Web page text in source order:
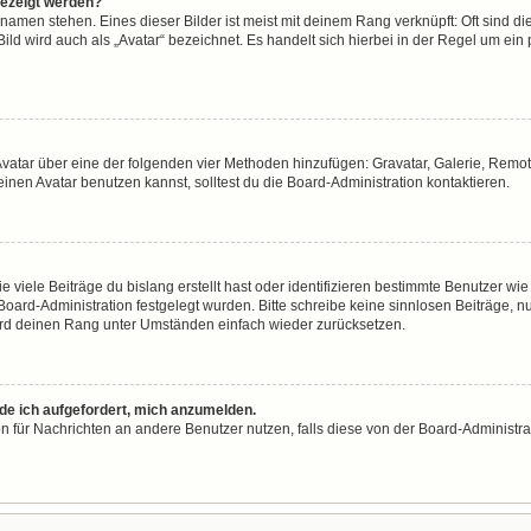
stehen. Eines dieser Bilder ist meist mit deinem Rang verknüpft: Oft sind
wird auch als „Avatar“ bezeichnet. Es handelt sich hierbei in der Regel um
über eine der folgenden vier Methoden hinzufügen: Gravatar, Galerie,
Avatar benutzen kannst, solltest du die Board-Administration kontaktieren.
viele Beiträge du bislang erstellt hast oder identifizieren bestimmte Benutzer
Administration festgelegt wurden. Bitte schreibe keine sinnlosen Beiträge,
deinen Rang unter Umständen einfach wieder zurücksetzen.
ich aufgefordert, mich anzumelden.
für Nachrichten an andere Benutzer nutzen, falls diese von der Board-